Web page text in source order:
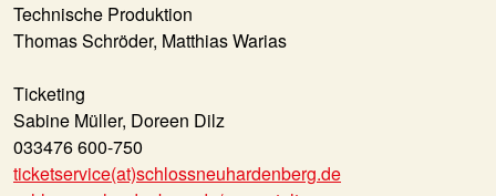
Technische Produktion
Thomas Schröder, Matthias Warias
Ticketing
Sabine Müller, Doreen Dilz
033476 600-750
ticketservice(at)schlossneuhardenberg.de